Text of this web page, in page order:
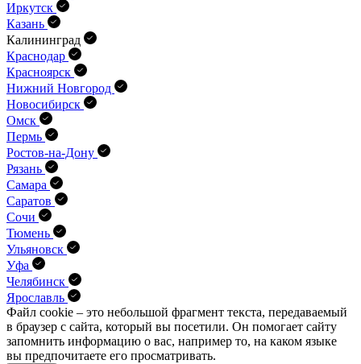
Иркутск
Казань
Калининград
Краснодар
Красноярск
Нижний Новгород
Новосибирск
Омск
Пермь
Ростов-на-Дону
Рязань
Самара
Саратов
Сочи
Тюмень
Ульяновск
Уфа
Челябинск
Ярославль
Файл cookie – это небольшой фрагмент текста, передава­емый
в браузер с сайта, который вы посетили. Он помо­гает сайту
запомнить информацию о вас, например то, на каком языке
вы предпочитаете его просматривать.